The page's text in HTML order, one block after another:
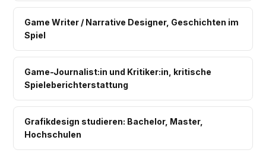
Game Writer / Narrative Designer, Geschichten im
Spiel
Game-Journalist:in und Kritiker:in, kritische
Spieleberichterstattung
Grafikdesign studieren: Bachelor, Master,
Hochschulen